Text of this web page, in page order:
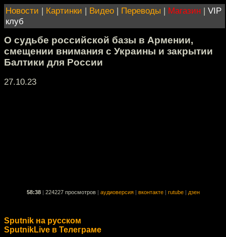
Новости | Картинки | Видео | Переводы | Магазин | VIP
клуб
О судьбе российской базы в Армении,
смещении внимания с Украины и закрытии
Балтики для России
27.10.23
58:38 224227 просмотров аудиоверсия вконтакте rutube дзен
Sputnik на русском
SputnikLive в Телеграме